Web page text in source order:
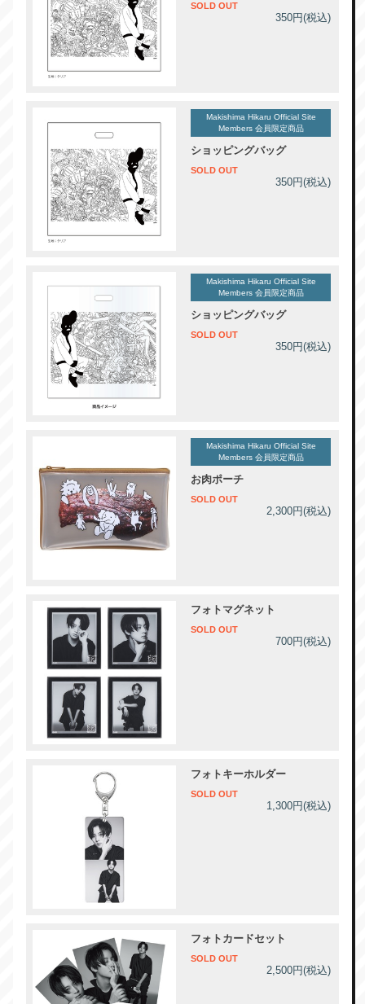
SOLD OUT
350円(税込)
Makishima Hikaru Official Site
Members 会員限定商品
ショッピングバッグ
SOLD OUT
350円(税込)
Makishima Hikaru Official Site
Members 会員限定商品
ショッピングバッグ
SOLD OUT
350円(税込)
Makishima Hikaru Official Site
Members 会員限定商品
お肉ポーチ
SOLD OUT
2,300円(税込)
フォトマグネット
SOLD OUT
700円(税込)
フォトキーホルダー
SOLD OUT
1,300円(税込)
フォトカードセット
SOLD OUT
2,500円(税込)